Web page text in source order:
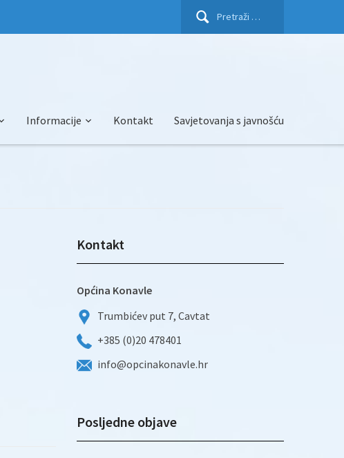
Pretraži:
Informacije Kontakt Savjetovanja s javnošću
Kontakt
Općina Konavle
Trumbićev put 7, Cavtat
+385 (0)20 478401
info@opcinakonavle.hr
Posljedne objave